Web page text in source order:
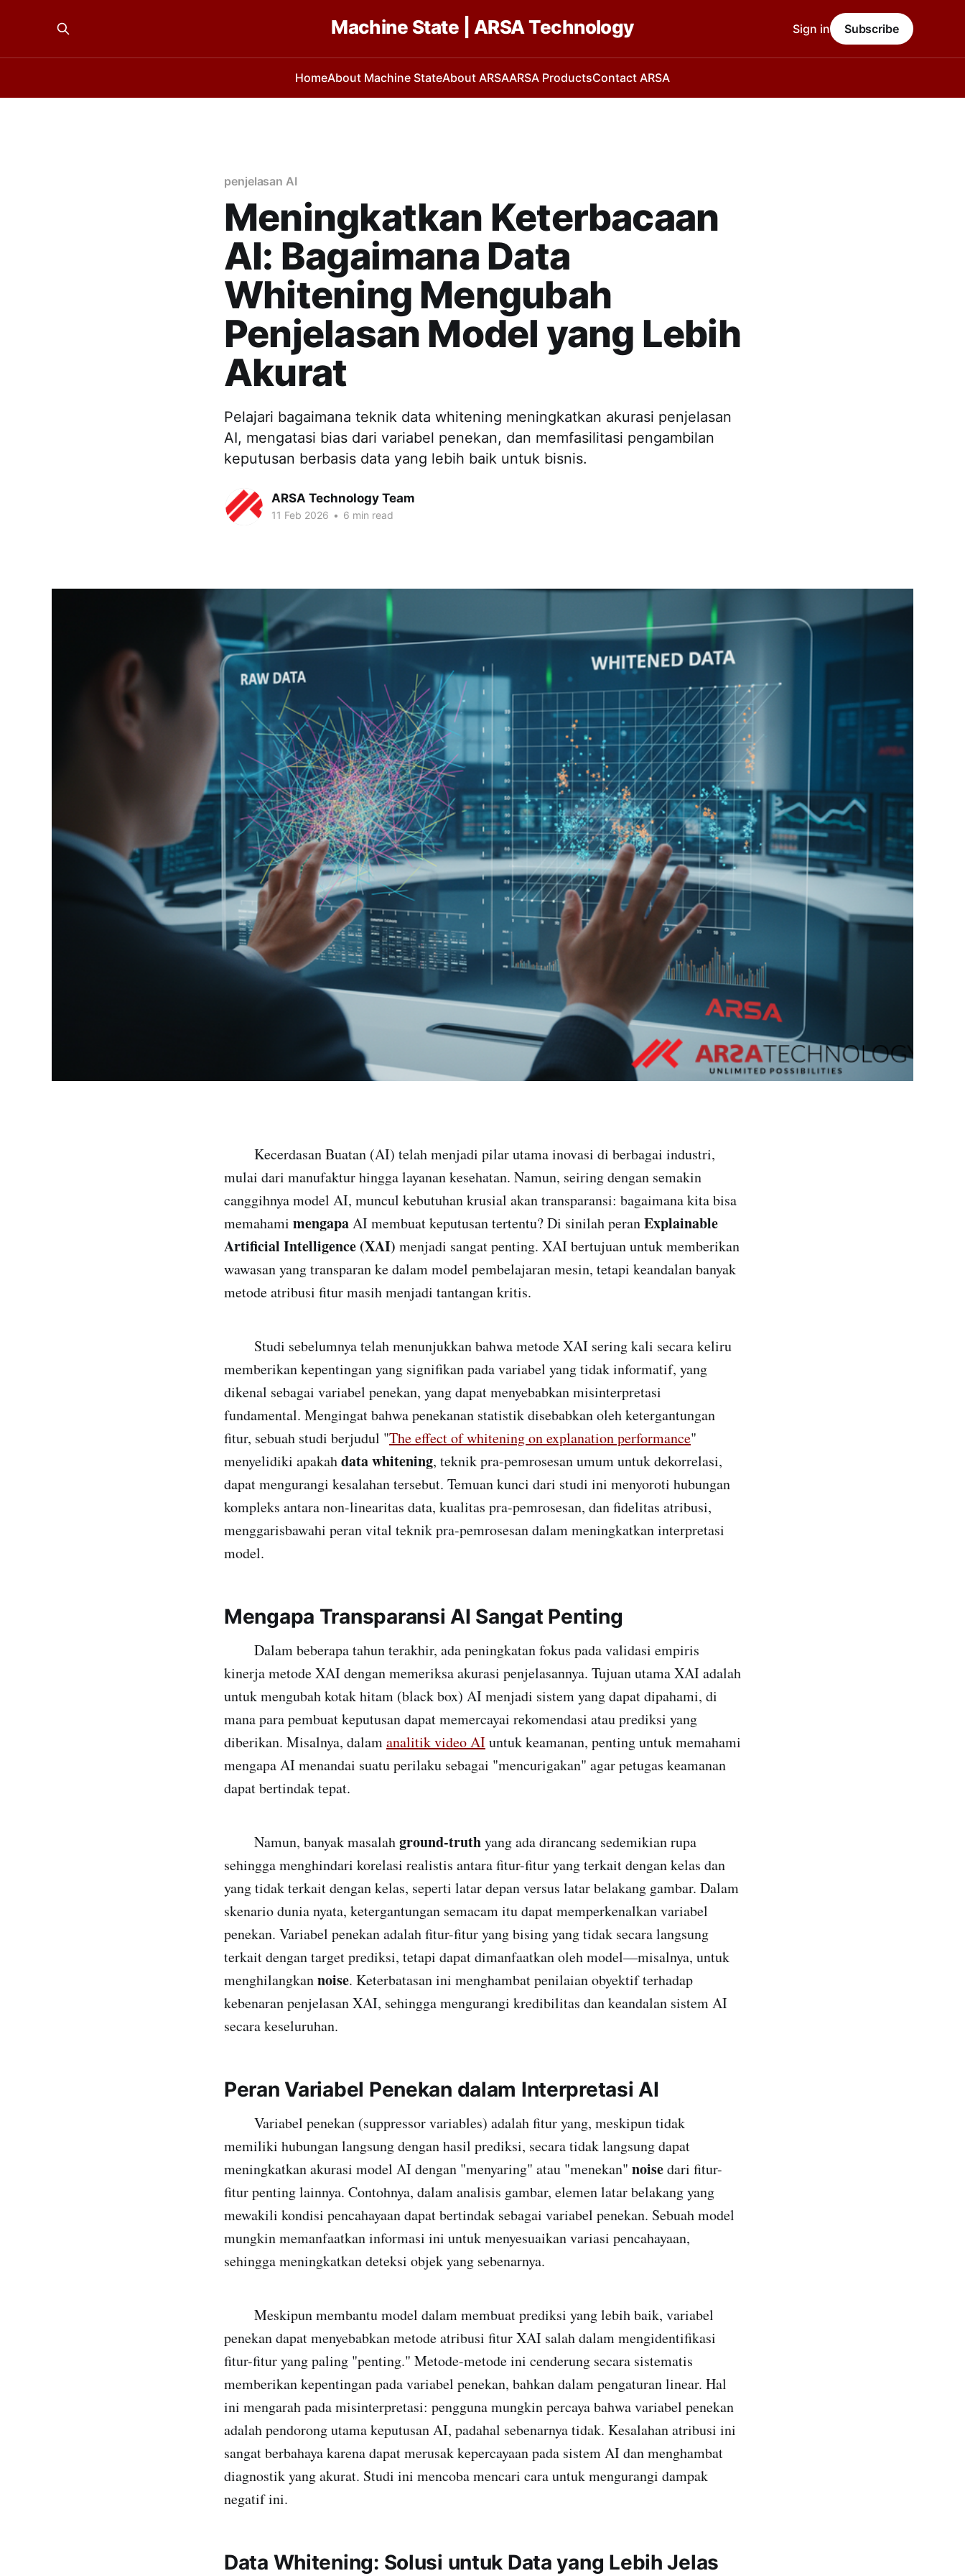
Machine State | ARSA Technology
HomeAbout Machine StateAbout ARSAARSA ProductsContact ARSA
Sign in Subscribe
penjelasan AI
Meningkatkan Keterbacaan
AI: Bagaimana Data
Whitening Mengubah
Penjelasan Model yang Lebih
Akurat
Pelajari bagaimana teknik data whitening meningkatkan akurasi penjelasan
AI, mengatasi bias dari variabel penekan, dan memfasilitasi pengambilan
keputusan berbasis data yang lebih baik untuk bisnis.
ARSA Technology Team
11 Feb 2026 • 6 min read
Kecerdasan Buatan (AI) telah menjadi pilar utama inovasi di berbagai industri,
mulai dari manufaktur hingga layanan kesehatan. Namun, seiring dengan semakin
canggihnya model AI, muncul kebutuhan krusial akan transparansi: bagaimana kita bisa
memahami mengapaAI membuat keputusan tertentu? Di sinilah peranExplainable
Artificial Intelligence (XAI) menjadi sangat penting. XAI bertujuan untuk memberikan
wawasan yang transparan ke dalam model pembelajaran mesin, tetapi keandalan banyak
metode atribusi fitur masih menjadi tantangan kritis.
Studi sebelumnya telah menunjukkan bahwa metode XAI sering kali secara keliru
memberikan kepentingan yang signifikan pada variabel yang tidak informatif, yang
dikenal sebagai variabel penekan, yang dapat menyebabkan misinterpretasi
fundamental. Mengingat bahwa penekanan statistik disebabkan oleh ketergantungan
fitur, sebuah studi berjudul "The effect of whitening on explanation performance"
menyelidiki apakahdata whitening, teknik pra-pemrosesan umum untuk dekorrelasi,
dapat mengurangi kesalahan tersebut. Temuan kunci dari studi ini menyoroti hubungan
kompleks antara non-linearitas data, kualitas pra-pemrosesan, dan fidelitas atribusi,
menggarisbawahi peran vital teknik pra-pemrosesan dalam meningkatkan interpretasi
model.
Mengapa Transparansi AI Sangat Penting
Dalam beberapa tahun terakhir, ada peningkatan fokus pada validasi empiris
kinerja metode XAI dengan memeriksa akurasi penjelasannya. Tujuan utama XAI adalah
untuk mengubah kotak hitam (black box) AI menjadi sistem yang dapat dipahami, di
mana para pembuat keputusan dapat memercayai rekomendasi atau prediksi yang
diberikan. Misalnya, dalamanalitik video AIuntuk keamanan, penting untuk memahami
mengapa AI menandai suatu perilaku sebagai "mencurigakan" agar petugas keamanan
dapat bertindak tepat.
Namun, banyak masalahground-truthyang ada dirancang sedemikian rupa
sehingga menghindari korelasi realistis antara fitur-fitur yang terkait dengan kelas dan
yang tidak terkait dengan kelas, seperti latar depan versus latar belakang gambar. Dalam
skenario dunia nyata, ketergantungan semacam itu dapat memperkenalkan variabel
penekan. Variabel penekan adalah fitur-fitur yang bising yang tidak secara langsung
terkait dengan target prediksi, tetapi dapat dimanfaatkan oleh model—misalnya, untuk
menghilangkannoise. Keterbatasan ini menghambat penilaian obyektif terhadap
kebenaran penjelasan XAI, sehingga mengurangi kredibilitas dan keandalan sistem AI
secara keseluruhan.
Peran Variabel Penekan dalam Interpretasi AI
Variabel penekan (suppressor variables) adalah fitur yang, meskipun tidak
memiliki hubungan langsung dengan hasil prediksi, secara tidak langsung dapat
meningkatkan akurasi model AI dengan "menyaring" atau "menekan" noisedari fitur-
fitur penting lainnya. Contohnya, dalam analisis gambar, elemen latar belakang yang
mewakili kondisi pencahayaan dapat bertindak sebagai variabel penekan. Sebuah model
mungkin memanfaatkan informasi ini untuk menyesuaikan variasi pencahayaan,
sehingga meningkatkan deteksi objek yang sebenarnya.
Meskipun membantu model dalam membuat prediksi yang lebih baik, variabel
penekan dapat menyebabkan metode atribusi fitur XAI salah dalam mengidentifikasi
fitur-fitur yang paling "penting." Metode-metode ini cenderung secara sistematis
memberikan kepentingan pada variabel penekan, bahkan dalam pengaturan linear. Hal
ini mengarah pada misinterpretasi: pengguna mungkin percaya bahwa variabel penekan
adalah pendorong utama keputusan AI, padahal sebenarnya tidak. Kesalahan atribusi ini
sangat berbahaya karena dapat merusak kepercayaan pada sistem AI dan menghambat
diagnostik yang akurat. Studi ini mencoba mencari cara untuk mengurangi dampak
negatif ini.
Data Whitening: Solusi untuk Data yang Lebih Jelas